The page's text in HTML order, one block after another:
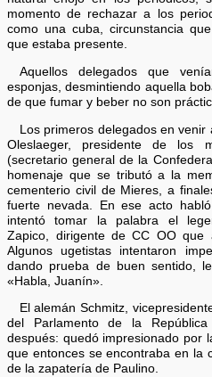
momento de rechazar a los
como una cuba, circunstancia
que estaba presente.
Aquellos delegados que
esponjas, desmintiendo aquella
de que fumar y beber no son
Los primeros delegados en
Oleslaeger, presidente de los
(secretario general de la
homenaje que se tributó a la
cementerio civil de Mieres, a
fuerte nevada. En ese acto
intentó tomar la palabra el
Zapico, dirigente de CC OO que
Algunos ugetistas intentaron
dando prueba de buen sentido,
«Habla, Juanín».
El alemán Schmitz,
del Parlamento de la
después: quedó impresionado por
que entonces se encontraba en la
de la zapatería de Paulino.